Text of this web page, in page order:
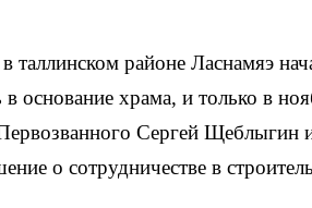
таллинском районе Ласнамяэ
основание храма, и только в
Сергей Щеблыгин
о сотрудничестве в